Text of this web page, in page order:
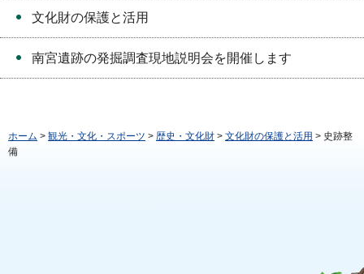
文化財の保護と活用
南宮遺跡の発掘調査現地説明会を開催します
ホーム > 観光・文化・スポーツ > 歴史・文化財 > 文化財の保護と活用 > 史跡整
備